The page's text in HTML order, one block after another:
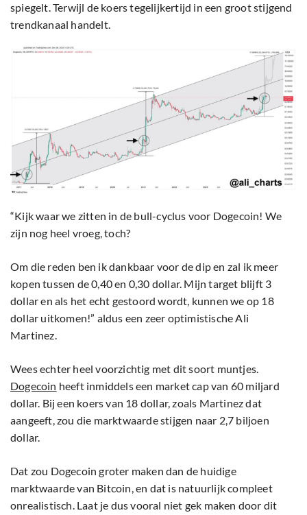
spiegelt. Terwijl de koers tegelijkertijd in een groot stijgend
trendkanaal handelt.
“Kijk waar we zitten in de bull-cyclus voor Dogecoin! We
zijn nog heel vroeg, toch?
Om die reden ben ik dankbaar voor de dip en zal ik meer
kopen tussen de 0,40 en 0,30 dollar. Mijn target blijft 3
dollar en als het echt gestoord wordt, kunnen we op 18
dollar uitkomen!” aldus een zeer optimistische Ali
Martinez.
Wees echter heel voorzichtig met dit soort muntjes.
Dogecoin heeft inmiddels een market cap van 60 miljard
dollar. Bij een koers van 18 dollar, zoals Martinez dat
aangeeft, zou die marktwaarde stijgen naar 2,7 biljoen
dollar.
Dat zou Dogecoin groter maken dan de huidige
marktwaarde van Bitcoin, en dat is natuurlijk compleet
onrealistisch. Laat je dus vooral niet gek maken door dit